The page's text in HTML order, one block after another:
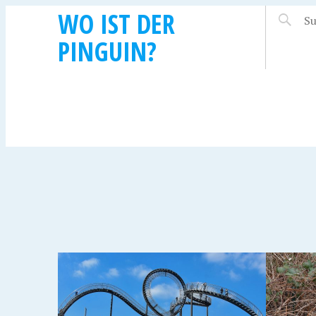
WO IST DER
PINGUIN?
3. FEBRUAR 2013
HÖCHSTER PUNKT IN
7.